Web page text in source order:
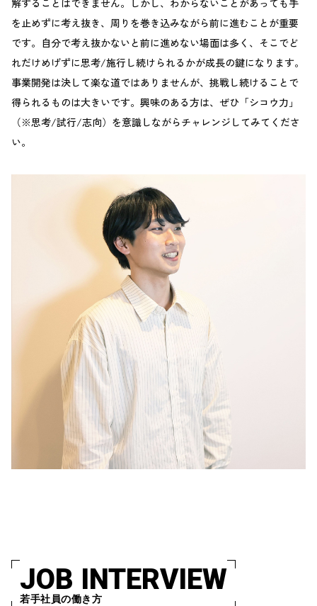
解することはできません。しかし、わからないことがあっても手
を止めずに考え抜き、周りを巻き込みながら前に進むことが重要
です。自分で考え抜かないと前に進めない場面は多く、そこでど
れだけめげずに思考/施行し続けられるかが成長の鍵になります。
事業開発は決して楽な道ではありませんが、挑戦し続けることで
得られるものは大きいです。興味のある方は、ぜひ「シコウ力」
（※思考/試行/志向）を意識しながらチャレンジしてみてくださ
い。
JOB INTERVIEW
若手社員の働き方